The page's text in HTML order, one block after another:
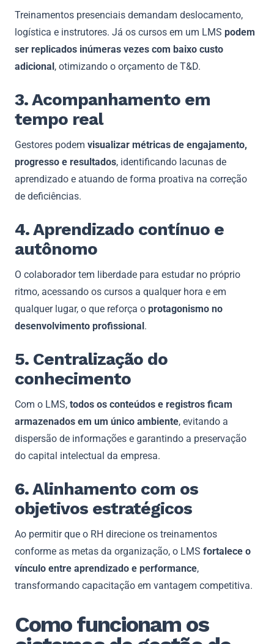
Treinamentos presenciais demandam deslocamento,
logística e instrutores. Já os cursos em um LMS podem
ser replicados inúmeras vezes com baixo custo
adicional, otimizando o orçamento de T&D.
3. Acompanhamento em
tempo real
Gestores podem visualizar métricas de engajamento,
progresso e resultados, identificando lacunas de
aprendizado e atuando de forma proativa na correção
de deficiências.
4. Aprendizado contínuo e
autônomo
O colaborador tem liberdade para estudar no próprio
ritmo, acessando os cursos a qualquer hora e em
qualquer lugar, o que reforça o protagonismo no
desenvolvimento profissional.
5. Centralização do
conhecimento
Com o LMS, todos os conteúdos e registros ficam
armazenados em um único ambiente, evitando a
dispersão de informações e garantindo a preservação
do capital intelectual da empresa.
6. Alinhamento com os
objetivos estratégicos
Ao permitir que o RH direcione os treinamentos
conforme as metas da organização, o LMS fortalece o
vínculo entre aprendizado e performance,
transformando capacitação em vantagem competitiva.
Como funcionam os